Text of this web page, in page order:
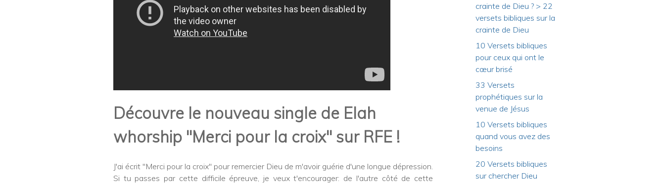
Découvre le nouveau single de Elah
whorship "Merci pour la croix" sur RFE !
J'ai écrit "Merci pour la croix" pour remercier Dieu de m'avoir guérie d'une longue dépression.
Si tu passes par cette difficile épreuve, je veux t'encourager: de l'autre côté de cette
crainte de Dieu ? > 22
versets bibliques sur la
crainte de Dieu
10 Versets bibliques
pour ceux qui ont le
cœur brisé
33 Versets
prophétiques sur la
venue de Jésus
10 Versets bibliques
quand vous avez des
besoins
20 Versets bibliques
sur chercher Dieu